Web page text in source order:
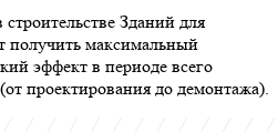
Зданий для
получить максимальный
эффект в периоде всего
проектирования до демонтажа).